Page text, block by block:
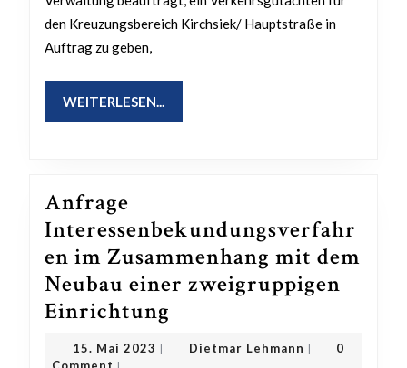
den Kreuzungsbereich Kirchsiek/ Hauptstraße in
Auftrag zu geben,
WEITERLESEN...
Anfrage
Interessenbekundungsverfahr
en im Zusammenhang mit dem
Neubau einer zweigruppigen
Einrichtung
15. Mai 2023 15.
| Dietmar Lehmann Dietmar
|
0